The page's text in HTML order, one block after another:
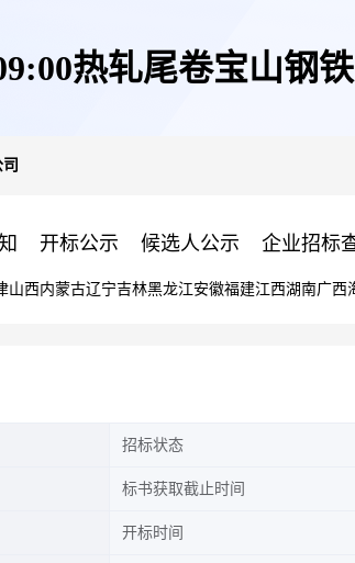
热轧尾卷宝山钢
开标公示 候选人公示 企业招标
山西内蒙古辽宁吉林黑龙江安徽福建江西湖南广西
招标状态
标书获取截止时间
开标时间